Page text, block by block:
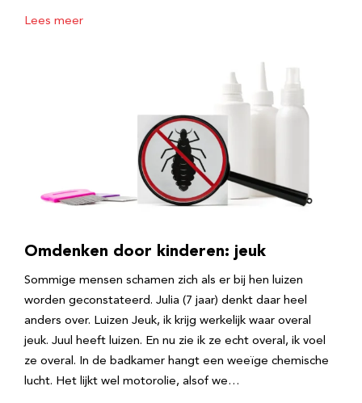
Lees meer
Omdenken door kinderen: jeuk
Sommige mensen schamen zich als er bij hen luizen
worden geconstateerd. Julia (7 jaar) denkt daar heel
anders over. Luizen Jeuk, ik krijg werkelijk waar overal
jeuk. Juul heeft luizen. En nu zie ik ze echt overal, ik voel
ze overal. In de badkamer hangt een weeïge chemische
lucht. Het lijkt wel motorolie, alsof we…